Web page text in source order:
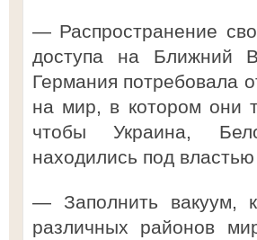
— Распространение
доступа на Ближний
Германия потребовала
на мир, в котором они
чтобы Украина,
находились под
— Заполнить вакуум,
различных районов